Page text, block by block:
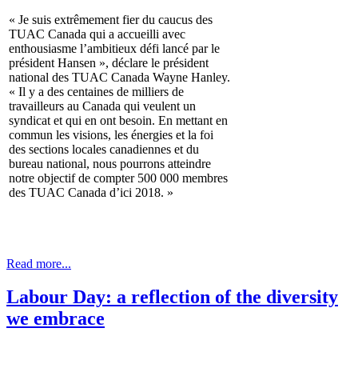
« Je suis extrêmement fier du caucus des
TUAC Canada qui a accueilli avec
enthousiasme l’ambitieux défi lancé par le
président Hansen », déclare le président
national des TUAC Canada Wayne Hanley.
« Il y a des centaines de milliers de
travailleurs au Canada qui veulent un
syndicat et qui en ont besoin. En mettant en
commun les visions, les énergies et la foi
des sections locales canadiennes et du
bureau national, nous pourrons atteindre
notre objectif de compter 500 000 membres
des TUAC Canada d’ici 2018. »
Read more...
Labour Day: a reflection of the diversity
we embrace